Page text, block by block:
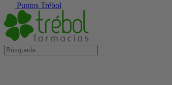
Puntos Trébol